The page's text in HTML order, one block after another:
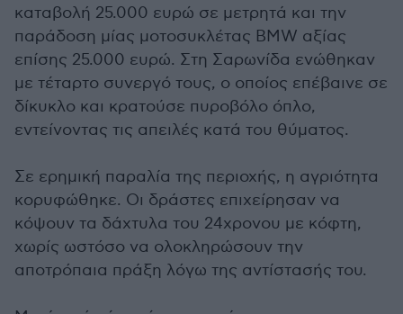
καταβολή 25.000 ευρώ σε μετρητά και την
παράδοση μίας μοτοσυκλέτας BMW αξίας
επίσης 25.000 ευρώ. Στη Σαρωνίδα ενώθηκαν
με τέταρτο συνεργό τους, ο οποίος επέβαινε σε
δίκυκλο και κρατούσε πυροβόλο όπλο,
εντείνοντας τις απειλές κατά του θύματος.
Σε ερημική παραλία της περιοχής, η αγριότητα
κορυφώθηκε. Οι δράστες επιχείρησαν να
κόψουν τα δάχτυλα του 24χρονου με κόφτη,
χωρίς ωστόσο να ολοκληρώσουν την
αποτρόπαια πράξη λόγω της αντίστασής του.